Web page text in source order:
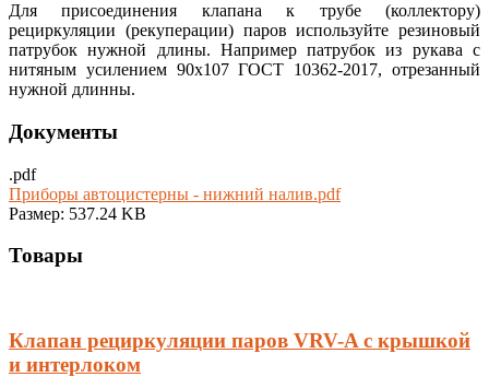
Для присоединения клапана к трубе (коллектору)
рециркуляции (рекуперации) паров используйте резиновый
патрубок нужной длины. Например патрубок из рукава с
нитяным усилением 90х107 ГОСТ 10362-2017, отрезанный
нужной длинны.
Документы
.pdf
Приборы автоцистерны - нижний налив.pdf
Размер: 537.24 KB
Товары
Клапан рециркуляции паров VRV-A с крышкой
и интерлоком